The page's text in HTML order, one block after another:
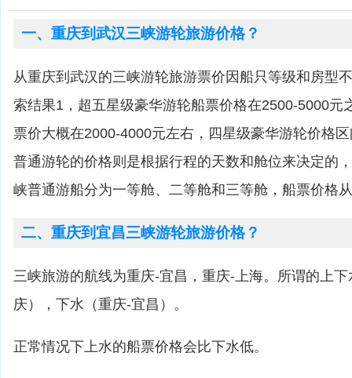
一、重庆到武汉三峡游轮旅游价格？
从重庆到武汉的三峡游轮旅游票价因船只等级和房型
索结果1，超五星级豪华游轮船票价格在2500-5000元
票价大概在2000-4000元左右，四星级豪华游轮价格
普通游轮的价格则是根据行程的天数和舱位来决定的
峡普通游船分为一等舱、二等舱和三等舱，船票价格
二、重庆到宜昌三峡游轮旅游价格？
三峡旅游的航线为重庆-宜昌，重庆-上海。所谓的上
庆），下水（重庆-宜昌）。
正常情况下上水的船票价格会比下水低。